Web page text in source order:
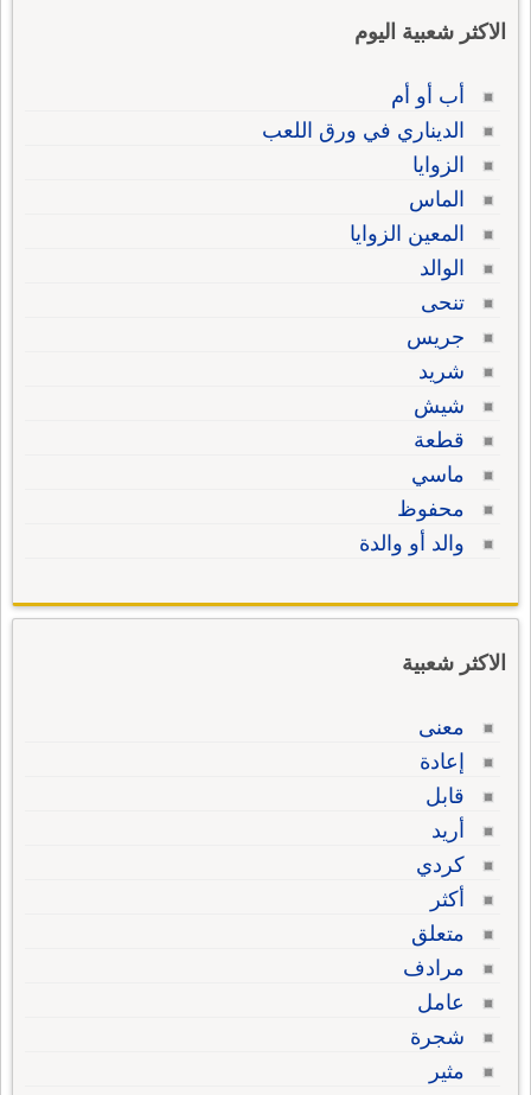
الاكثر شعبية اليوم
أب أو أم
الديناري في ورق اللعب
الزوايا
الماس
المعين الزوايا
الوالد
تنحى
جريس
شريد
شيش
قطعة
ماسي
محفوظ
والد أو والدة
الاكثر شعبية
معنى
إعادة
قابل
أريد
كردي
أكثر
متعلق
مرادف
عامل
شجرة
مثير